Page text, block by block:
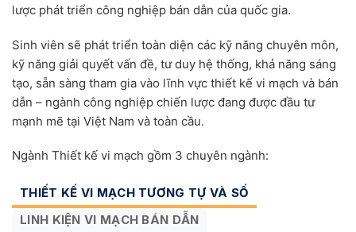
lược phát triển công nghiệp bán dẫn của quốc gia.
Sinh viên sẽ phát triển toàn diện các kỹ năng chuyên môn,
kỹ năng giải quyết vấn đề, tư duy hệ thống, khả năng sáng
tạo, sẵn sàng tham gia vào lĩnh vực thiết kế vi mạch và bán
dẫn – ngành công nghiệp chiến lược đang được đầu tư
mạnh mẽ tại Việt Nam và toàn cầu.
Ngành Thiết kế vi mạch gồm 3 chuyên ngành:
THIẾT KẾ VI MẠCH TƯƠNG TỰ VÀ SỐ
LINH KIỆN VI MẠCH BÁN DẪN